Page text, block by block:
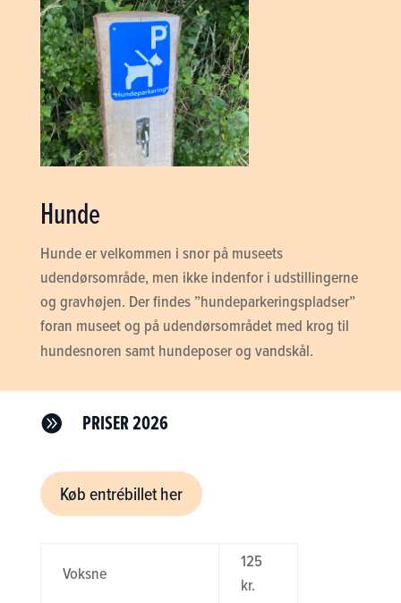
Hunde
Hunde er velkommen i snor på museets
udendørsområde, men ikke indenfor i udstillingerne
og gravhøjen. Der findes ”hundeparkeringspladser”
foran museet og på udendørsområdet med krog til
hundesnoren samt hundeposer ogvandskål.
 PRISER 2026
Køb entrébillet her
Voksne
125
kr.